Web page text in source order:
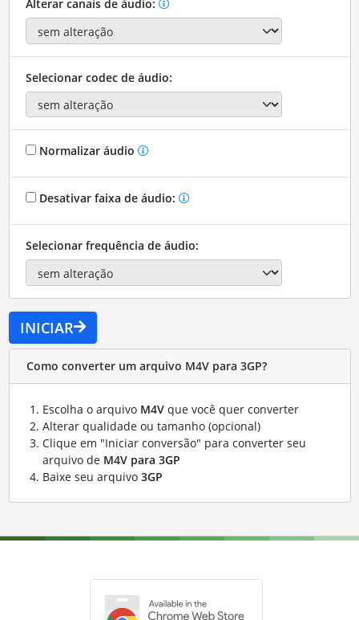
Alterar canais de áudio:
Selecionar codec de áudio:
Normalizar áudio
Desativar faixa de áudio:
Selecionar frequência de áudio:
INICIAR
Como converter um arquivo M4V para 3GP?
Escolha o arquivo M4Vque você quer converter
Alterar qualidade ou tamanho (opcional)
Clique em "Iniciar conversão" para converter seu
arquivo de M4V para 3GP
Baixe seu arquivo 3GP